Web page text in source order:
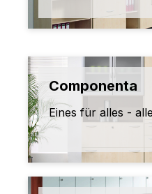
Componenta
Eines für alles -